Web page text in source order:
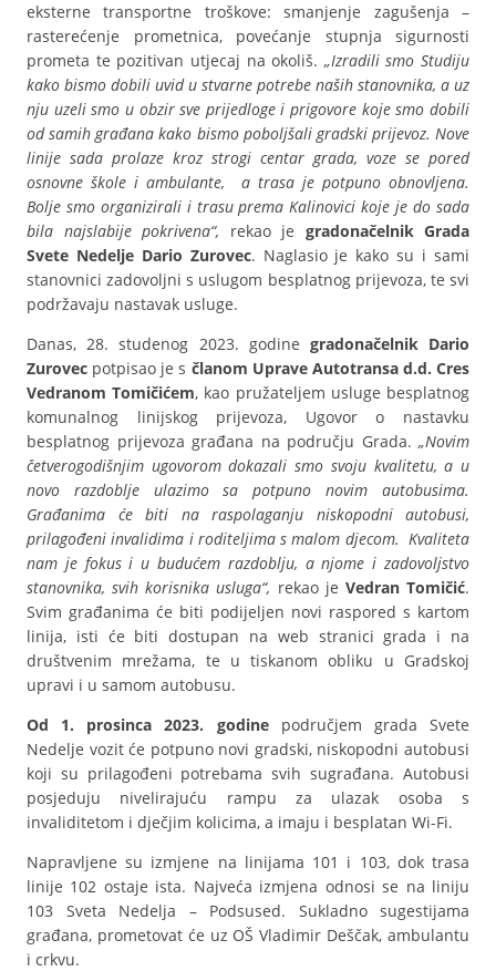
eksterne transportne troškove: smanjenje zagušenja –
rasterećenje prometnica, povećanje stupnja sigurnosti
prometa te pozitivan utjecaj na okoliš. „Izradili smo Studiju
kako bismo dobili uvid u stvarne potrebe naših stanovnika, a uz
nju uzeli smo u obzir sve prijedloge i prigovore koje smo dobili
od samih građana kako bismo poboljšali gradski prijevoz. Nove
linije sada prolaze kroz strogi centar grada, voze se pored
osnovne škole i ambulante, a trasa je potpuno obnovljena.
Bolje smo organizirali i trasu prema Kalinovici koje je do sada
bila najslabije pokrivena“, rekao je gradonačelnik Grada
Svete Nedelje Dario Zurovec. Naglasio je kako su i sami
stanovnici zadovoljni s uslugom besplatnog prijevoza, te svi
podržavaju nastavak usluge.
Danas, 28. studenog 2023. godine gradonačelnik Dario
Zurovec potpisao je s članom Uprave Autotransa d.d. Cres
Vedranom Tomičićem, kao pružateljem usluge besplatnog
komunalnog linijskog prijevoza, Ugovor o nastavku
besplatnog prijevoza građana na području Grada. „Novim
četverogodišnjim ugovorom dokazali smo svoju kvalitetu, a u
novo razdoblje ulazimo sa potpuno novim autobusima.
Građanima će biti na raspolaganju niskopodni autobusi,
prilagođeni invalidima i roditeljima s malom djecom. Kvaliteta
nam je fokus i u budućem razdoblju, a njome i zadovoljstvo
stanovnika, svih korisnika usluga“, rekao je Vedran Tomičić.
Svim građanima će biti podijeljen novi raspored s kartom
linija, isti će biti dostupan na web stranici grada i na
društvenim mrežama, te u tiskanom obliku u Gradskoj
upravi i u samom autobusu.
Od 1. prosinca 2023. godinepodručjem grada Svete
Nedelje vozit će potpuno novi gradski, niskopodni autobusi
koji su prilagođeni potrebama svih sugrađana. Autobusi
posjeduju nivelirajuću rampu za ulazak osoba s
invaliditetom i dječjim kolicima, a imaju i besplatan Wi-Fi.
Napravljene su izmjene na linijama 101 i 103, dok trasa
linije 102 ostaje ista. Najveća izmjena odnosi se na liniju
103 Sveta Nedelja – Podsused. Sukladno sugestijama
građana, prometovat će uz OŠ Vladimir Deščak, ambulantu
i crkvu.